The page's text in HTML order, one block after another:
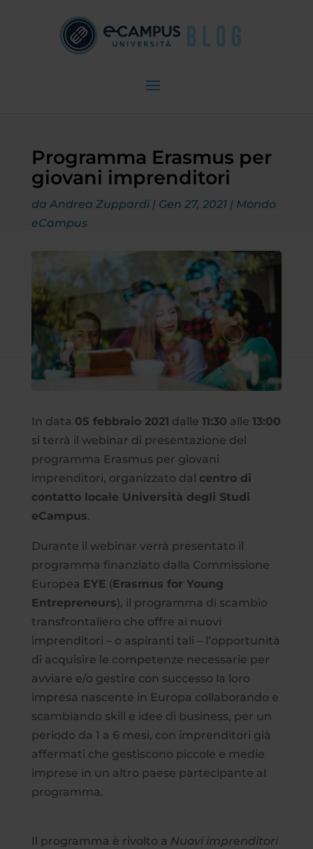
Programma Erasmus per
giovani imprenditori
daAndrea Zuppardi| Gen 27, 2021| Mondo
eCampus
In data 05 febbraio 2021 dalle 11:30 alle 13:00
si terrà il webinar di presentazione del
programma Erasmus per giovani
imprenditori, organizzato dal centro di
contatto locale Università degli Studi
eCampus.
Durante il webinar verrà presentato il
programma finanziato dalla Commissione
Europea EYE (Erasmus for Young
Entrepreneurs), il programma di scambio
transfrontaliero che offre ai nuovi
imprenditori – o aspiranti tali – l’opportunità
di acquisire le competenze necessarie per
avviare e/o gestire con successo la loro
impresa nascente in Europa collaborando e
scambiando skill e idee di business, per un
periodo da 1 a 6 mesi, con imprenditori già
affermati che gestiscono piccole e medie
imprese in un altro paese partecipante al
programma.
Il programma è rivolto a Nuovi imprenditori